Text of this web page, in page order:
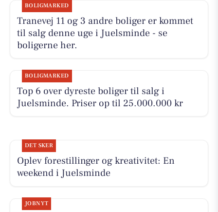
BOLIGMARKED
Tranevej 11 og 3 andre boliger er kommet
til salg denne uge i Juelsminde - se
boligerne her.
BOLIGMARKED
Top 6 over dyreste boliger til salg i
Juelsminde. Priser op til 25.000.000 kr
DET SKER
Oplev forestillinger og kreativitet: En
weekend i Juelsminde
JOBNYT